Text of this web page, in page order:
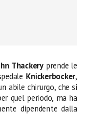
Thackeryprende le
Knickerbocker,
abile chirurgo, che si
quel periodo, ma ha
dipendente dalla